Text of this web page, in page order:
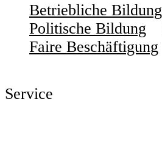
Betriebliche Bildung
Politische Bildung
Faire Beschäftigung
Service